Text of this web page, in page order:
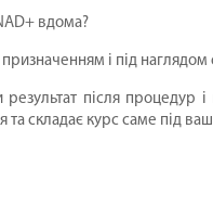
вдома?
і під наглядом
після процедур
та складає курс саме під